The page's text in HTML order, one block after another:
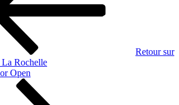
Retour sur
La Rochelle
Open